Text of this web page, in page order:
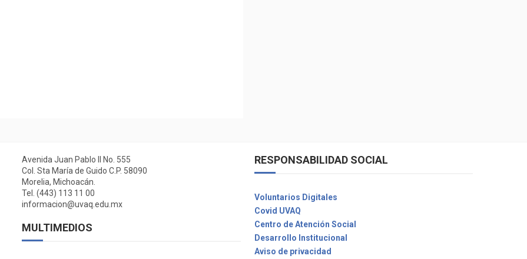
Avenida Juan Pablo II No. 555
Col. Sta María de Guido C.P. 58090
Morelia, Michoacán.
Tel. (443) 113 11 00
informacion@uvaq.edu.mx
MULTIMEDIOS
RESPONSABILIDAD SOCIAL
Voluntarios Digitales
Covid UVAQ
Centro de Atención Social
Desarrollo Institucional
Aviso de privacidad